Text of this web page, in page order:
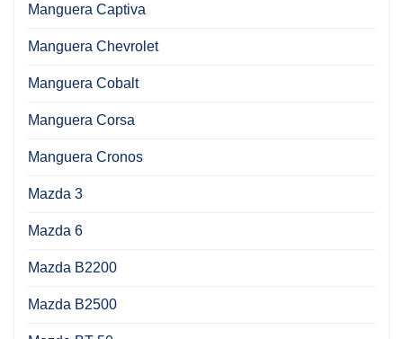
Manguera Captiva
Manguera Chevrolet
Manguera Cobalt
Manguera Corsa
Manguera Cronos
Mazda 3
Mazda 6
Mazda B2200
Mazda B2500